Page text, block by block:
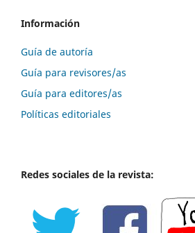
Información
Guía de autoría
Guía para revisores/as
Guía para editores/as
Políticas editoriales
Redes sociales de la revista: